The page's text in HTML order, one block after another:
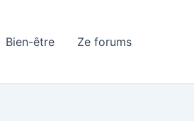
Bien-être Ze forums